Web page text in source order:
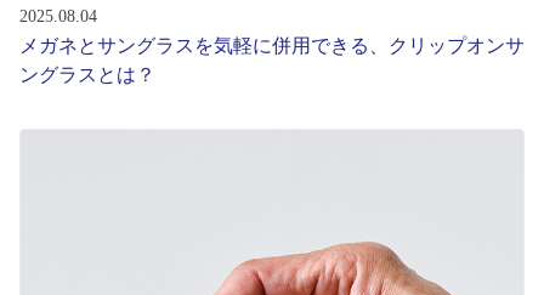
お問い合わせ
English
2025.08.04
メガネとサングラスを気軽に併用できる、クリップオンサ
ングラスとは？